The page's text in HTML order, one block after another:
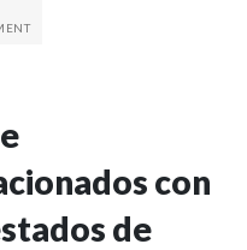
con
de